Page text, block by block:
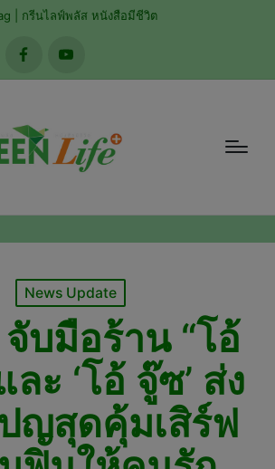
| กรีนไลฟ์พลัส หนังสือมีชีวิต
facebookyoutube
Posted
News Update
บมือร้าน “โอ้
ละ ‘โอ้ จู๊ซ’ ส่ง
ญสุดคุ้มเสิร์ฟ
modal-check